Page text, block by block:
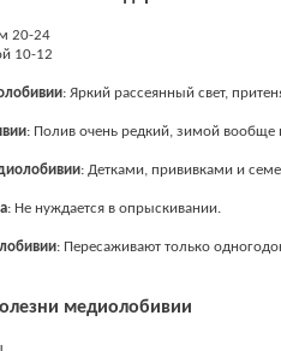
20-24
10-12
: Яркий рассеянный свет,
: Полив очень редкий, зимой вообще
: Детками, прививками и
: Не нуждается в опрыскивании.
: Пересаживают только
медиолобивии